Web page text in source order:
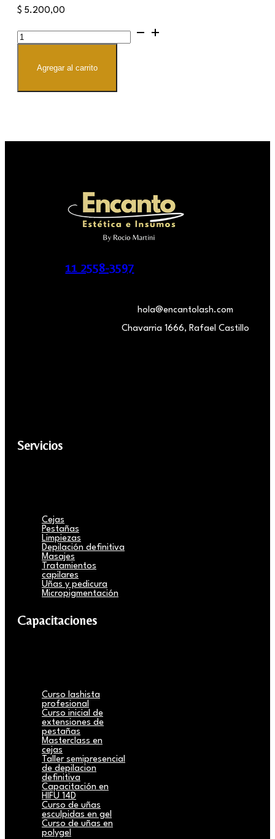
$ 5.200,00
BASE
GEL
NAVI
Agregar al carrito
11 2558-3597
hola@encantolash.com
Chavarria 1666, Rafael Castillo
Servicios
Cejas
Pestañas
Limpiezas
Depilación definitiva
Masajes
Tratamientos
capilares
Uñas y pedicura
Micropigmentación
Capacitaciones
Curso lashista
profesional
Curso inicial de
extensiones de
pestañas
Masterclass en
cejas
Taller semipresencial
de depilacion
definitiva
Capacitación en
HIFU 14D
Curso de uñas
esculpidas en gel
Curso de uñas en
polygel